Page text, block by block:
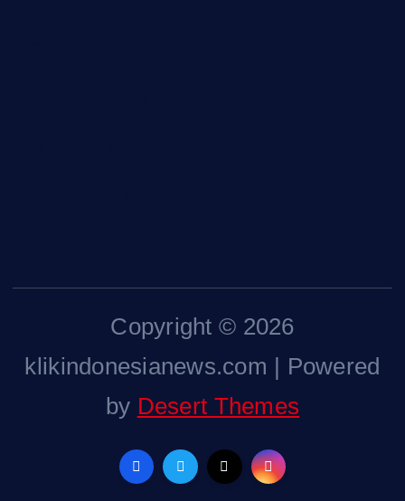
Copyright © 2026
klikindonesianews.com | Powered
by Desert Themes